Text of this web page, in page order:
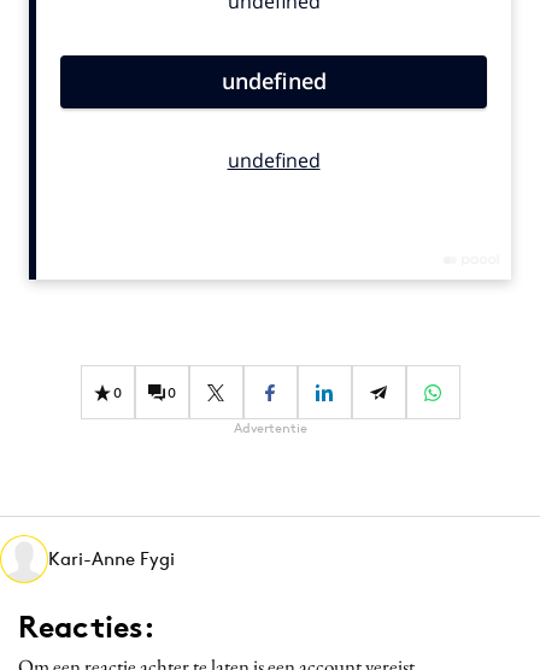
Carriere
Design
Diversiteit
Effectiviteit
Martech
Media
Merkstrategie
0 0
Advertentie
Kari-Anne Fygi
Reacties: